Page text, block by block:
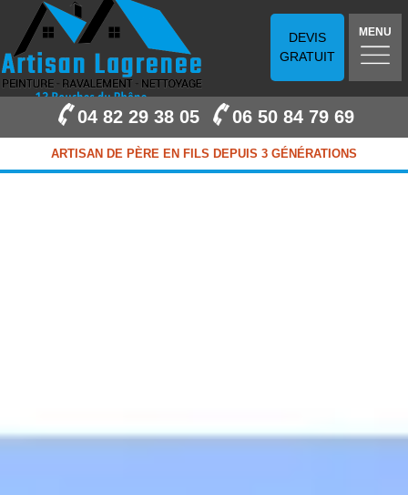
DEVIS
GRATUIT
MENU
04 82 29 38 05 06 50 84 79 69
ARTISAN DE PÈRE EN FILS DEPUIS 3 GÉNÉRATIONS